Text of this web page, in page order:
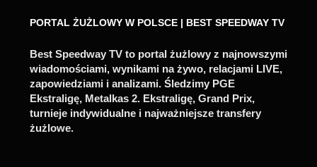
PORTAL ŻUŻLOWY W POLSCE | BEST SPEEDWAY TV
Best Speedway TV to portal żużlowy z najnowszymi
wiadomościami, wynikami na żywo, relacjami LIVE,
zapowiedziami i analizami. Śledzimy PGE
Ekstraligę, Metalkas 2. Ekstraligę, Grand Prix,
turnieje indywidualne i najważniejsze transfery
żużlowe.